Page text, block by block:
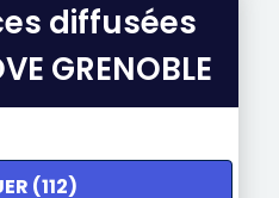
diffusées
GRENOBLE
(112)